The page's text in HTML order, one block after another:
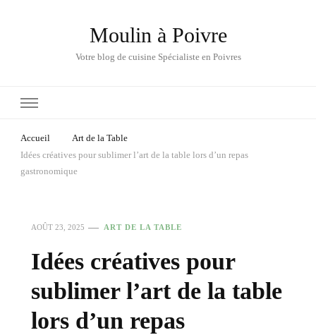
Moulin à Poivre
Votre blog de cuisine Spécialiste en Poivres
Accueil
Art de la Table
Idées créatives pour sublimer l’art de la table lors d’un repas
gastronomique
AOÛT 23, 2025 ART DE LA TABLE
Idées créatives pour
sublimer l’art de la table
lors d’un repas